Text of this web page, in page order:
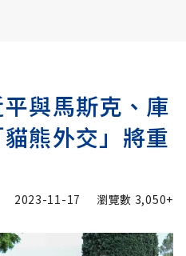
與馬斯克、庫
熊外交」將重
2023-11-17 瀏覽數 3,050+